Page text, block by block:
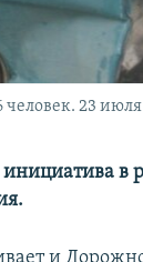
23 июля
в